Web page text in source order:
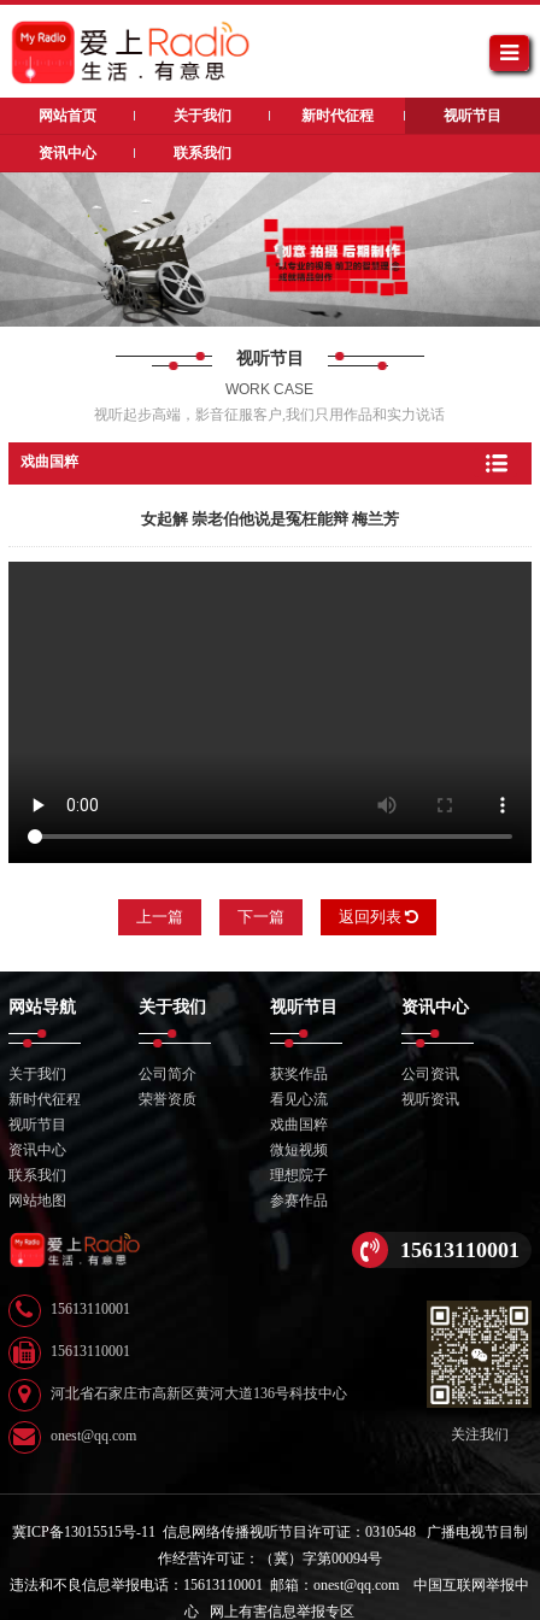
网站首页 关于我们 新时代征程 视听节目
资讯中心 联系我们
视听节目
WORK CASE
视听起步高端，影音征服客户,我们只用作品和实力说话
戏曲国粹
女起解 崇老伯他说是冤枉能辩 梅兰芳
上一篇 下一篇 返回列表
网站导航
关于我们
新时代征程
视听节目
资讯中心
联系我们
网站地图
关于我们
公司简介
荣誉资质
视听节目
获奖作品
看见心流
戏曲国粹
微短视频
理想院子
参赛作品
资讯中心
公司资讯
视听资讯
15613110001
15613110001
15613110001
河北省石家庄市高新区黄河大道136号科技中心
onest@qq.com 关注我们
冀ICP备13015515号-11 信息网络传播视听节目许可证：0310548
广播电视节目制
作经营许可证：（冀）字第00094号
违法和不良信息举报电话：15613110001 邮箱：onest@qq.com中国互联网举报中
心
网上有害信息举报专区